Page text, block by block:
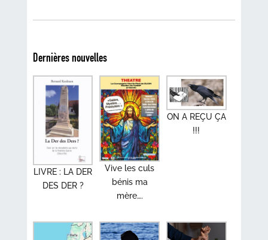
Dernières nouvelles
LIVRE : LA DER
DES DER ?
Vive les culs
bénis ma
mère….
ON A REÇU ÇA
!!!